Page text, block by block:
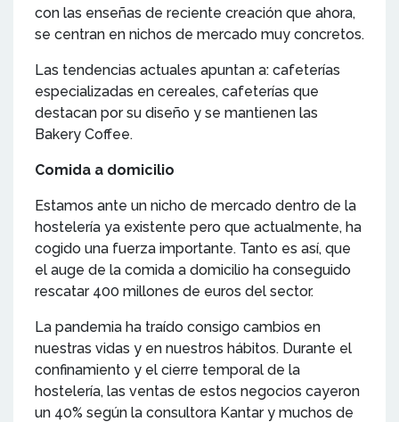
con las enseñas de reciente creación que ahora,
se centran en nichos de mercado muy concretos.
Las tendencias actuales apuntan a: cafeterías
especializadas en cereales, cafeterías que
destacan por su diseño y se mantienen las
Bakery Coffee.
Comida a domicilio
Estamos ante un nicho de mercado dentro de la
hostelería ya existente pero que actualmente, ha
cogido una fuerza importante. Tanto es así, que
el auge de la comida a domicilio ha conseguido
rescatar 400 millones de euros del sector.
La pandemia ha traído consigo cambios en
nuestras vidas y en nuestros hábitos. Durante el
confinamiento y el cierre temporal de la
hostelería, las ventas de estos negocios cayeron
un 40% según la consultora Kantar y muchos de